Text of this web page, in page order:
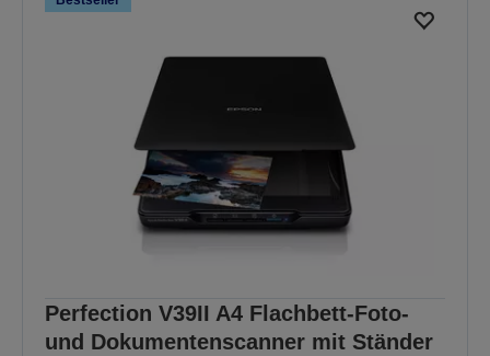
Perfection V39II A4 Flachbett-Foto-
und Dokumentenscanner mit Ständer